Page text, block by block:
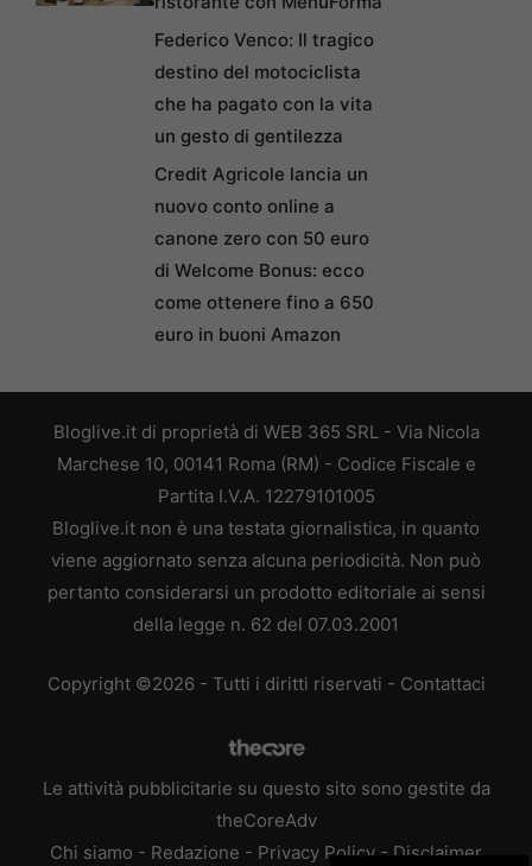
Federico Venco: Il tragico
destino del motociclista
che ha pagato con la vita
un gesto di gentilezza
Credit Agricole lancia un
nuovo conto online a
canone zero con 50 euro
di Welcome Bonus: ecco
come ottenere fino a 650
euro in buoni Amazon
Bloglive.it di proprietà di WEB 365 SRL - Via Nicola
Marchese 10, 00141 Roma (RM) - Codice Fiscale e
Partita I.V.A. 12279101005
Bloglive.it non è una testata giornalistica, in quanto
viene aggiornato senza alcuna periodicità. Non può
pertanto considerarsi un prodotto editoriale ai sensi
della legge n. 62 del 07.03.2001
Copyright ©2026 - Tutti i diritti riservati - Contattaci
Le attività pubblicitarie su questo sito sono gestite da
theCoreAdv
Chi siamo - Redazione - Privacy Policy - Disclaimer